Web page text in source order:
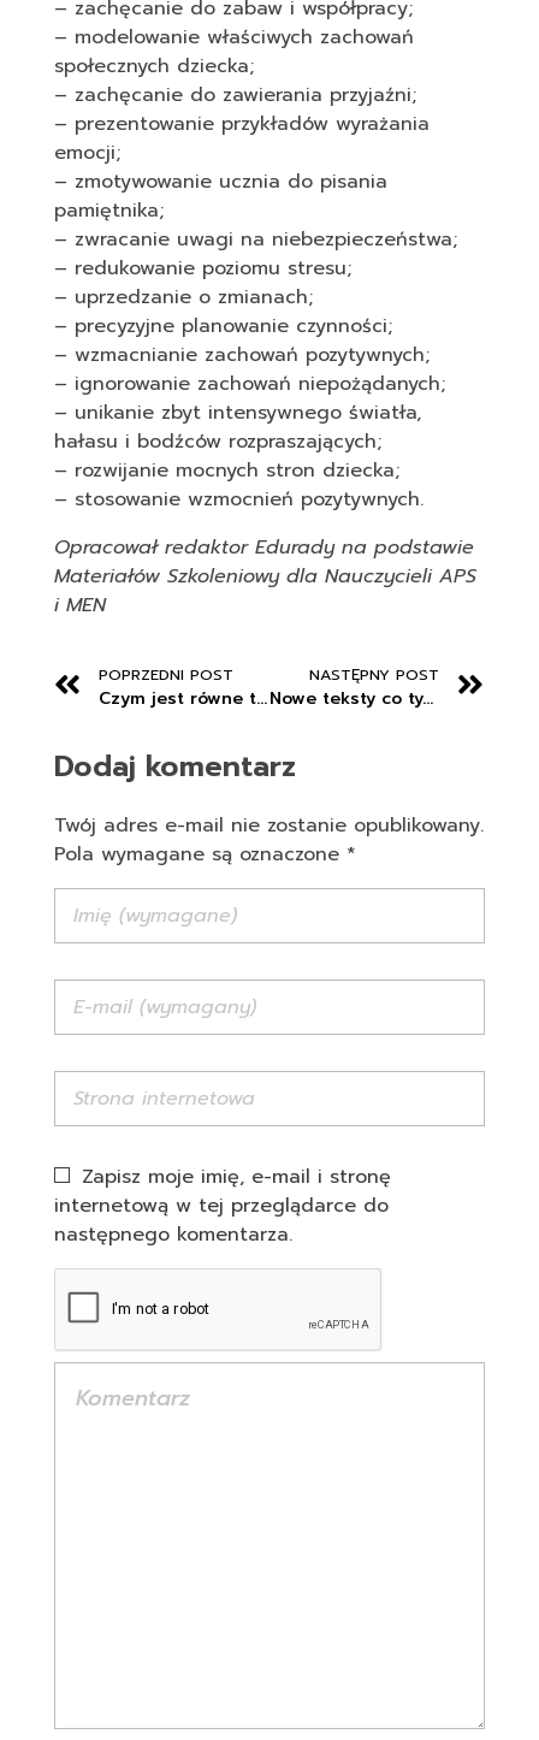
– zachęcanie do zabaw i współpracy;
– modelowanie właściwych zachowań
społecznych dziecka;
– zachęcanie do zawierania przyjaźni;
– prezentowanie przykładów wyrażania
emocji;
– zmotywowanie ucznia do pisania
pamiętnika;
– zwracanie uwagi na niebezpieczeństwa;
– redukowanie poziomu stresu;
– uprzedzanie o zmianach;
– precyzyjne planowanie czynności;
– wzmacnianie zachowań pozytywnych;
– ignorowanie zachowań niepożądanych;
– unikanie zbyt intensywnego światła,
hałasu i bodźców rozpraszających;
– rozwijanie mocnych stron dziecka;
– stosowanie wzmocnień pozytywnych.
Opracował redaktor Edurady na podstawie
Materiałów Szkoleniowy dla Nauczycieli APS
i MEN
POPRZEDNI POST
Czym jest równe traktowanie w zatrudnieniu?
NASTĘPNY POST
Nowe teksty co tydzień
Dodaj komentarz
Twój adres e-mail nie zostanie opublikowany.
Pola wymagane są oznaczone *
Zapisz moje imię, e-mail i stronę
internetową w tej przeglądarce do
następnego komentarza.